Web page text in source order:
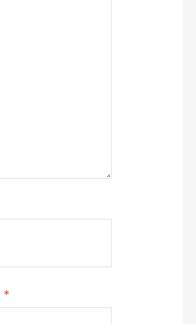
*